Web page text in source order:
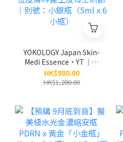
YOKOLOGY Japan Skin-
Medi Essence・YT｜日
本醫科級•高機能鎖水磁
石頂級精華｜日本95位皮
瓶）
HK$980.00
HK$1,280.00